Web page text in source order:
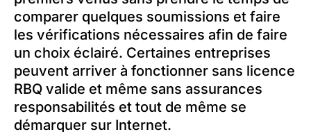
comparer quelques soumissions et faire
les vérifications nécessaires afin de faire
un choix éclairé. Certaines entreprises
peuvent arriver à fonctionner sans licence
RBQ valide et même sans assurances
responsabilités et tout de même se
démarquer sur Internet.